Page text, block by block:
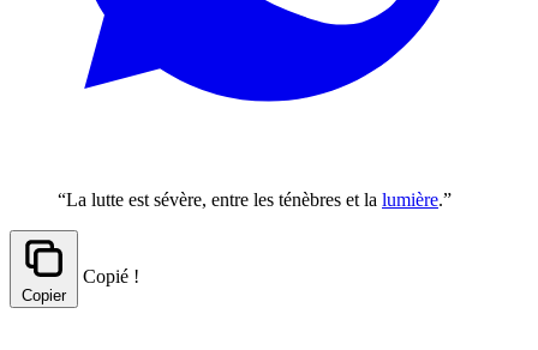
“La lutte est sévère, entre les ténèbres et la lumière.”
Copier
Copié !